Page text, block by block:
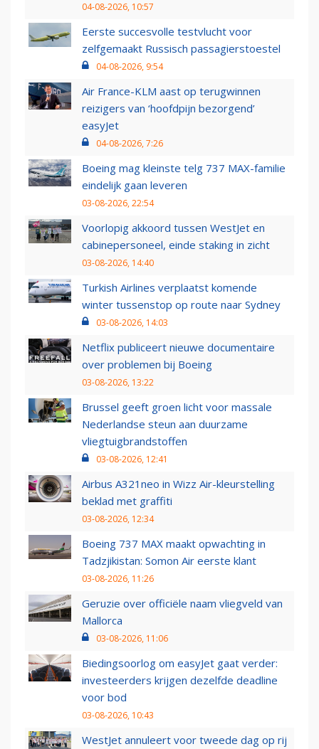
04-08-2026, 10:57
Eerste succesvolle testvlucht voor
zelfgemaakt Russisch passagierstoestel
04-08-2026, 9:54
Air France-KLM aast op terugwinnen
reizigers van ‘hoofdpijn bezorgend’
easyJet
04-08-2026, 7:26
Boeing mag kleinste telg 737 MAX-familie
eindelijk gaan leveren
03-08-2026, 22:54
Voorlopig akkoord tussen WestJet en
cabinepersoneel, einde staking in zicht
03-08-2026, 14:40
Turkish Airlines verplaatst komende
winter tussenstop op route naar Sydney
03-08-2026, 14:03
Netflix publiceert nieuwe documentaire
over problemen bij Boeing
03-08-2026, 13:22
Brussel geeft groen licht voor massale
Nederlandse steun aan duurzame
vliegtuigbrandstoffen
03-08-2026, 12:41
Airbus A321neo in Wizz Air-kleurstelling
beklad met graffiti
03-08-2026, 12:34
Boeing 737 MAX maakt opwachting in
Tadzjikistan: Somon Air eerste klant
03-08-2026, 11:26
Geruzie over officiële naam vliegveld van
Mallorca
03-08-2026, 11:06
Biedingsoorlog om easyJet gaat verder:
investeerders krijgen dezelfde deadline
voor bod
03-08-2026, 10:43
WestJet annuleert voor tweede dag op rij